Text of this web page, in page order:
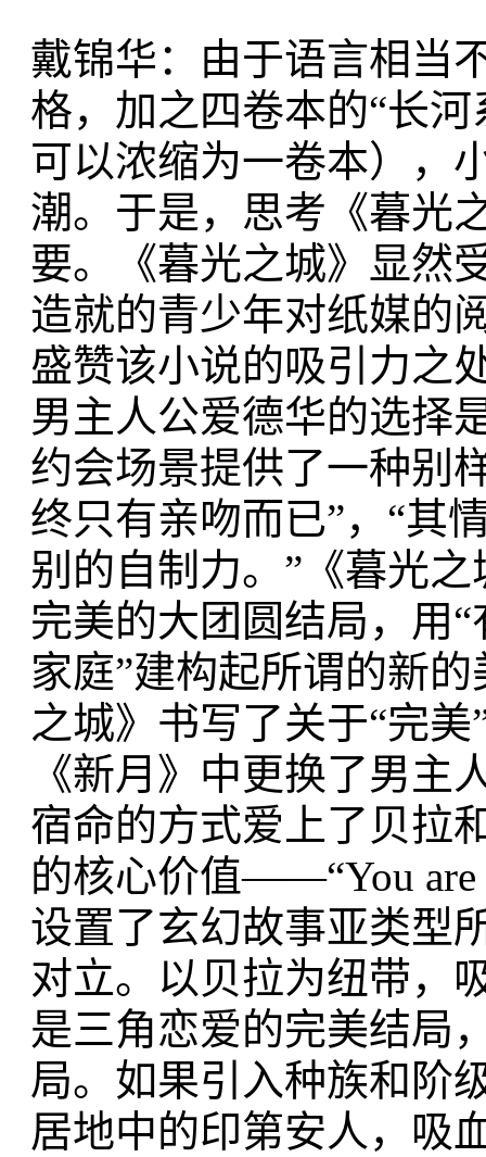
戴锦华：由于语言相当
格，加之四卷本的“长
可以浓缩为一卷本），
潮。于是，思考《暮光
要。《暮光之城》显然
造就的青少年对纸媒的
盛赞该小说的吸引力之
男主人公爱德华的选择
约会场景提供了一种别
终只有亲吻而已”，“其
别的自制力。”《暮光
完美的大团圆结局，用
家庭”建构起所谓的新
之城》书写了关于“完
《新月》中更换了男主
宿命的方式爱上了贝拉
的核心价值——“You are
设置了玄幻故事亚类型
对立。以贝拉为纽带，
是三角恋爱的完美结局
局。如果引入种族和阶
居地中的印第安人，吸